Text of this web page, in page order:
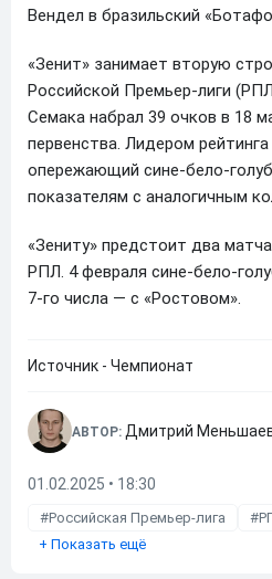
Вендел в бразильский
«Зенит» занимает вторую
Российской Премьер-лиги
Семака набрал 39 очков в 18
первенства. Лидером
опережающий сине-бело-
показателям с аналогичным
«Зениту» предстоит два
РПЛ. 4 февраля сине-бело-
7-го числа — с «Ростовом».
Источник - Чемпионат
АВТОР: Дмитрий
01.02.2025 • 18:30
Российская Премьер-лига
+ Показать ещё